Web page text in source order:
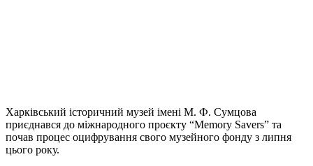
Харківський історичний музей імені М. Ф. Сумцова
приєднався до міжнародного проєкту “Memory Savers” та
почав процес оцифрування свого музейного фонду з липня
цього року.